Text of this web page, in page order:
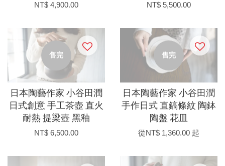
NT$ 4,900.00 NT$ 5,500.00
售完
日本陶藝作家 小谷田潤
日式創意 手工茶壺 直火
耐熱 提梁壺 黑釉
NT$ 6,500.00
售完
日本陶藝作家 小谷田潤
手作日式 直鎬條紋 陶鉢
陶盤 花皿
從NT$ 1,360.00 起